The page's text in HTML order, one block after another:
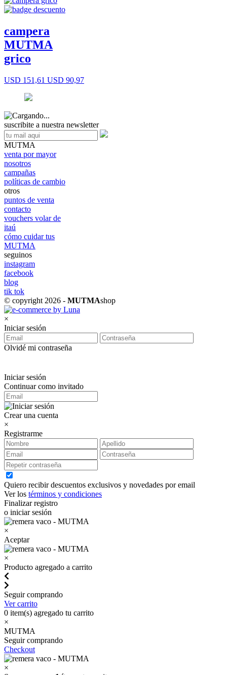
campera
MUTMA
grico
USD 151,61 USD 90,97
suscribite a nuestra newsletter
MUTMA
venta por mayor
nosotros
campañas
políticas de cambio
otros
puntos de venta
contacto
vouchers volar de
itaú
cómo cuidar tus
MUTMA
seguinos
instagram
facebook
blog
tik tok
© copyright 2026 - MUTMAshop
×
Iniciar sesión
Olvidé mi contraseña
Iniciar sesión
Continuar como invitado
Crear una cuenta
×
Registrarme
Quiero recibir descuentos exclusivos y novedades por email
Ver los términos y condiciones
Finalizar registro
o iniciar sesión
×
Aceptar
×
Producto agregado a carrito
Seguir comprando
Ver carrito
0 item(s) agregado tu carrito
×
MUTMA
Seguir comprando
Checkout
×